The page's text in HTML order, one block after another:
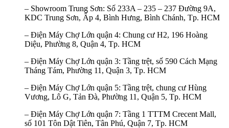
– Showroom Trung Sơn: Số 233A – 235 – 237 Đường 9A,
KDC Trung Sơn, Ấp 4, Bình Hưng, Bình Chánh, Tp. HCM
– Điện Máy Chợ Lớn quận 4: Chung cư H2, 196 Hoàng
Diệu, Phường 8, Quận 4, Tp. HCM
– Điện Máy Chợ Lớn quận 3: Tầng trệt, số 590 Cách Mạng
Tháng Tám, Phường 11, Quận 3, Tp. HCM
– Điện Máy Chợ Lớn quận 5: Tầng trệt, chung cư Hùng
Vương, Lô G, Tản Đà, Phường 11, Quận 5, Tp. HCM
– Điện Máy Chợ Lớn quận 7: Tầng 1 TTTM Crecent Mall,
số 101 Tôn Dật Tiên, Tân Phú, Quận 7, Tp. HCM